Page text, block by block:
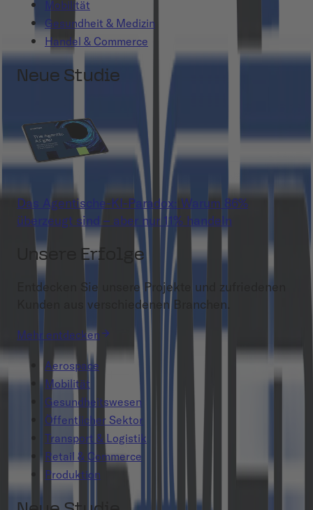
Mobilität
Gesundheit & Medizin
Handel & Commerce
Neue Studie
Das Agentische-KI-Paradox: Warum 86%
überzeugt sind – aber nur 11% handeln
Unsere Erfolge
Entdecken Sie unsere Projekte und zufriedenen
Kunden aus verschiedenen Branchen.
Mehr entdecken
Aerospace
Mobilität
Gesundheitswesen
Öffentlicher Sektor
Transport & Logistik
Retail & Commerce
Produktion